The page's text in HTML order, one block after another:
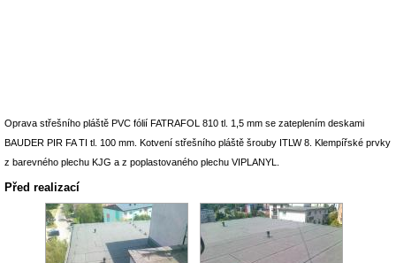
Oprava střešního pláště PVC fólií FATRAFOL 810 tl. 1,5 mm se zateplením deskami
BAUDER PIR FA TI tl. 100 mm. Kotvení střešního pláště šrouby ITLW 8. Klempířské prvky
z barevného plechu KJG a z poplastovaného plechu VIPLANYL.
Před realizací